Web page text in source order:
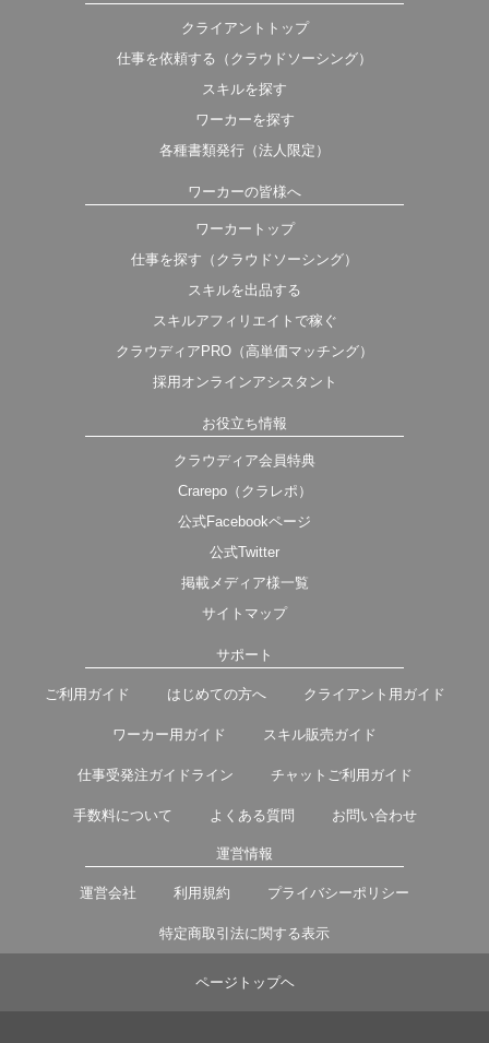
クライアントトップ
仕事を依頼する（クラウドソーシング）
スキルを探す
ワーカーを探す
各種書類発行（法人限定）
ワーカーの皆様へ
ワーカートップ
仕事を探す（クラウドソーシング）
スキルを出品する
スキルアフィリエイトで稼ぐ
クラウディアPRO（高単価マッチング）
採用オンラインアシスタント
お役立ち情報
クラウディア会員特典
Crarepo（クラレポ）
公式Facebookページ
公式Twitter
掲載メディア様一覧
サイトマップ
サポート
ご利用ガイド はじめての方へ クライアント用ガイド
ワーカー用ガイド スキル販売ガイド
仕事受発注ガイドライン チャットご利用ガイド
手数料について よくある質問 お問い合わせ
運営情報
運営会社 利用規約 プライバシーポリシー
特定商取引法に関する表示
ページトップヘ